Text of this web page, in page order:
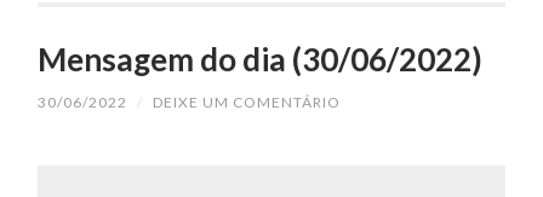
Mensagem do dia (30/06/2022)
30/06/2022 / DEIXE UM COMENTÁRIO